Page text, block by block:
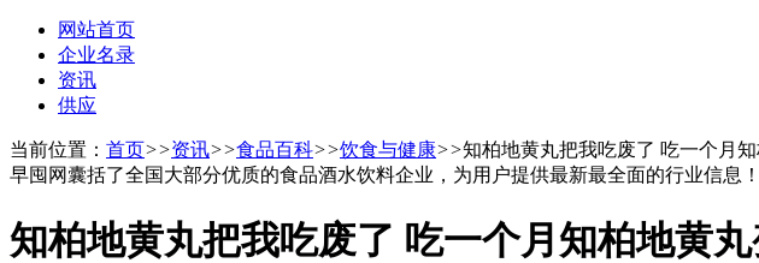
网站首页
企业名录
资讯
供应
当前位置： 首页>>资讯>>食品百科>>饮食与健康>>知柏地黄丸把我吃废了 吃一个月
早囤网囊括了全国大部分优质的食品酒水饮料企业，为用户提供最新最全面的行业信息！
知柏地黄丸把我吃废了 吃一个月知柏地黄